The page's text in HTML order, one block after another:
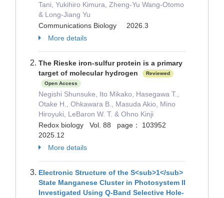
Tani, Yukihiro Kimura, Zheng-Yu Wang-Otomo
& Long-Jiang Yu
Communications Biology 2026.3
More details
The Rieske iron-sulfur protein is a primary
target of molecular hydrogen
Reviewed
Open Access
Negishi Shunsuke, Ito Mikako, Hasegawa T.,
Otake H., Ohkawara B., Masuda Akio, Mino
Hiroyuki, LeBaron W. T. & Ohno Kinji
Redox biology Vol. 88 page： 103952
2025.12
More details
Electronic Structure of the S<sub>1</sub>
State Manganese Cluster in Photosystem II
Investigated Using Q-Band Selective Hole-